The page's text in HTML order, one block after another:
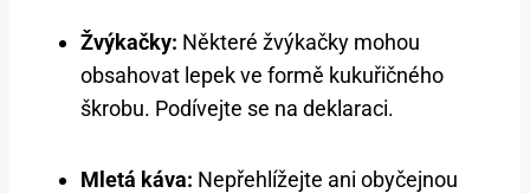
Žvýkačky: Některé žvýkačky mohou
obsahovat lepek ve formě kukuřičného
škrobu. Podívejte se na deklaraci.
Mletá káva: Nepřehlížejte ani obyčejnou